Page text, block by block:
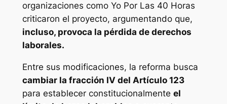
organizaciones como Yo Por Las 40 Horas
criticaron el proyecto, argumentando que,
incluso, provoca la pérdida de derechos
laborales.
Entre sus modificaciones, la reforma busca
cambiar la fracción IV del Artículo 123
para establecer constitucionalmente el